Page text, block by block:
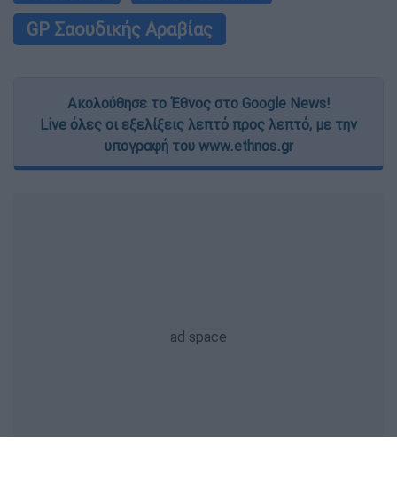
GP Σαουδικής Αραβίας
Ακολούθησε το Έθνος στο Google News!
Live όλες οι εξελίξεις λεπτό προς λεπτό, με την
υπογραφή του www.ethnos.gr